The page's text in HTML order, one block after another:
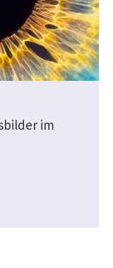
im